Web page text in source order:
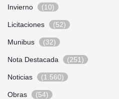
Invierno (10)
Licitaciones (52)
Munibus (32)
Nota Destacada (251)
Noticias (1.560)
Obras (54)